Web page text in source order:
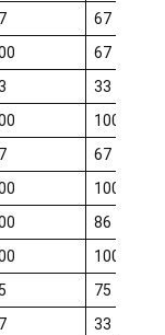
67
67
33
100
67
100
86
100
75
33